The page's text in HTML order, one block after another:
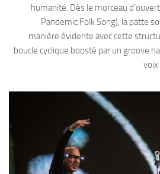
humanité. Dès le morceau
Pandemic Folk Song), la patte
manière évidente avec cette
boucle cyclique boosté par un groove
voix